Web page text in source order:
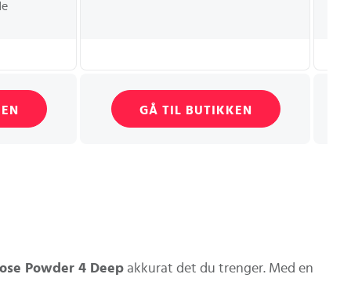
GÅ TIL BUTIKKEN
Powder 4 Deep akkurat det du trenger. Med en